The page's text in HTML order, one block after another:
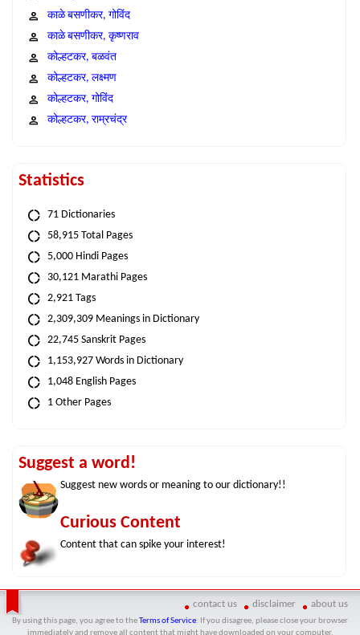
काळे बसणीकर, गोविंद
काळे बसणीकर, कृष्णराव
कोल्हटकर, बळवंत
कोल्हटकर, लक्ष्मण
कोल्हटकर, गोविंद
कोल्हटकर, राम्रचंद्र
Statistics
71 Dictionaries
58,915 Total Pages
5,000 Hindi Pages
30,121 Marathi Pages
2,921 Tags
2,309,309 Meanings in Dictionary
22,745 Sanskrit Pages
1,153,927 Words in Dictionary
1,048 English Pages
1 Other Pages
Suggest a word!
Suggest new words or meaning to our dictionary!!
Curious Content
Content that can spike your interest!
contact us disclaimer about us
By using this page, you agree to the Terms of Service. If you disagree, please close your browser